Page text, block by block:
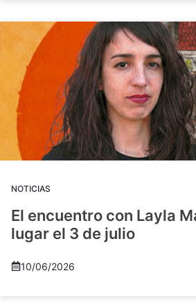
NOTICIAS
El encuentro con Layla
lugar el 3 de julio
10/06/2026